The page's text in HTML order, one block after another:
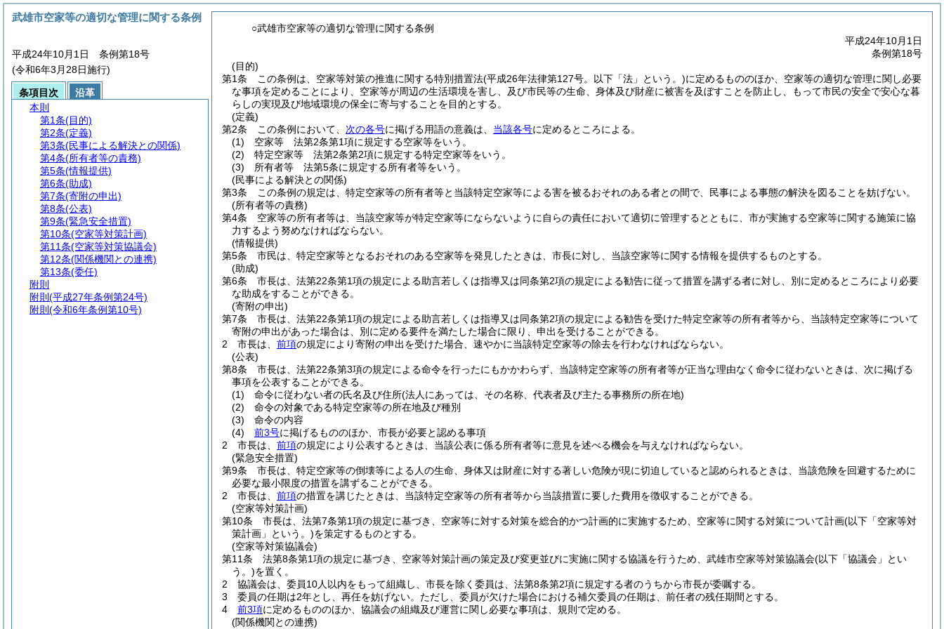
○武雄市空家等の適切な管理に関する条例
平成24年10月1日
条例第18号
(目的)
第1条
この条例は、空家等対策の推進に関する特別措置法(平成26年法律第127号。以下「法」という。)に定めるもののほか、空家等の適切な管理に関し必要
な事項を定めることにより、空家等が周辺の生活環境を害し、及び市民等の生命、身体及び財産に被害を及ぼすことを防止し、もって市民の安全で安心な暮
らしの実現及び地域環境の保全に寄与することを目的とする。
(定義)
第2条
この条例において、 次の各号に掲げる用語の意義は、 当該各号に定めるところによる。
(1)
空家等 法第2条第1項に規定する空家等をいう。
(2)
特定空家等 法第2条第2項に規定する特定空家等をいう。
(3)
所有者等 法第5条に規定する所有者等をいう。
(民事による解決との関係)
第3条
この条例の規定は、特定空家等の所有者等と当該特定空家等による害を被るおそれのある者との間で、民事による事態の解決を図ることを妨げない。
(所有者等の責務)
第4条
空家等の所有者等は、当該空家等が特定空家等にならないように自らの責任において適切に管理するとともに、市が実施する空家等に関する施策に協
力するよう努めなければならない。
(情報提供)
第5条
市民は、特定空家等となるおそれのある空家等を発見したときは、市長に対し、当該空家等に関する情報を提供するものとする。
(助成)
第6条
市長は、法第22条第1項の規定による助言若しくは指導又は同条第2項の規定による勧告に従って措置を講ずる者に対し、別に定めるところにより必要
な助成をすることができる。
(寄附の申出)
第7条
市長は、法第22条第1項の規定による助言若しくは指導又は同条第2項の規定による勧告を受けた特定空家等の所有者等から、当該特定空家等について
寄附の申出があった場合は、別に定める要件を満たした場合に限り、申出を受けることができる。
2
市長は、 前項の規定により寄附の申出を受けた場合、速やかに当該特定空家等の除去を行わなければならない。
(公表)
第8条
市長は、法第22条第3項の規定による命令を行ったにもかかわらず、当該特定空家等の所有者等が正当な理由なく命令に従わないときは、次に掲げる
事項を公表することができる。
(1)
命令に従わない者の氏名及び住所(法人にあっては、その名称、代表者及び主たる事務所の所在地)
(2)
命令の対象である特定空家等の所在地及び種別
(3)
命令の内容
(4)
前3号に掲げるもののほか、市長が必要と認める事項
2
市長は、 前項の規定により公表するときは、当該公表に係る所有者等に意見を述べる機会を与えなければならない。
(緊急安全措置)
第9条
市長は、特定空家等の倒壊等による人の生命、身体又は財産に対する著しい危険が現に切迫していると認められるときは、当該危険を回避するために
必要な最小限度の措置を講ずることができる。
2
市長は、 前項の措置を講じたときは、当該特定空家等の所有者等から当該措置に要した費用を徴収することができる。
(空家等対策計画)
第10条
市長は、法第7条第1項の規定に基づき、空家等に対する対策を総合的かつ計画的に実施するため、空家等に関する対策について計画(以下「空家等対
策計画」という。)を策定するものとする。
(空家等対策協議会)
第11条
法第8条第1項の規定に基づき、空家等対策計画の策定及び変更並びに実施に関する協議を行うため、武雄市空家等対策協議会(以下「協議会」とい
う。)を置く。
2
協議会は、委員10人以内をもって組織し、市長を除く委員は、法第8条第2項に規定する者のうちから市長が委嘱する。
3
委員の任期は2年とし、再任を妨げない。 ただし、委員が欠けた場合における補欠委員の任期は、前任者の残任期間とする。
4
前3項に定めるもののほか、協議会の組織及び運営に関し必要な事項は、規則で定める。
(関係機関との連携)
武雄市空家等の適切な管理に関する条例
平成24年10月1日 条例第18号
(令和6年3月28日施行)
条項目次
沿革
本則
第1条(目的)
第2条(定義)
第3条(民事による解決との関係)
第4条(所有者等の責務)
第5条(情報提供)
第6条(助成)
第7条(寄附の申出)
第8条(公表)
第9条(緊急安全措置)
第10条(空家等対策計画)
第11条(空家等対策協議会)
第12条(関係機関との連携)
第13条(委任)
附則
附則 (平成27年条例第24号)
附則 (令和6年条例第10号)